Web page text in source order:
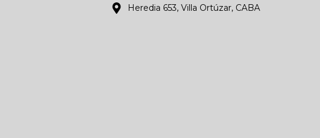
Heredia 653, Villa Ortúzar, CABA